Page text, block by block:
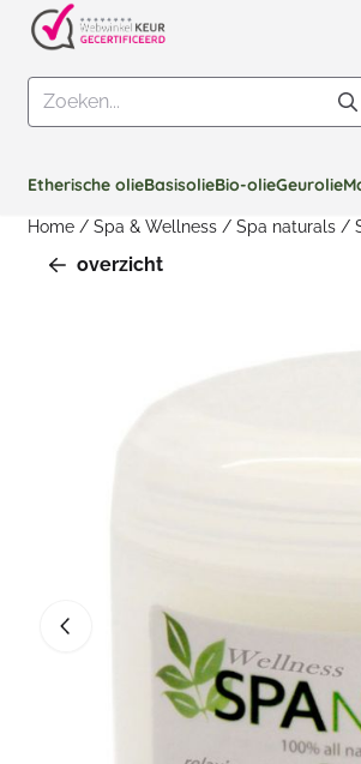
Cookievoorkeuren zijn beschikbaar. Kies
Zoeken
Etherische olieBasisolieBio-olieGeurolie
Home / Spa & Wellness / Spa naturals /
overzicht